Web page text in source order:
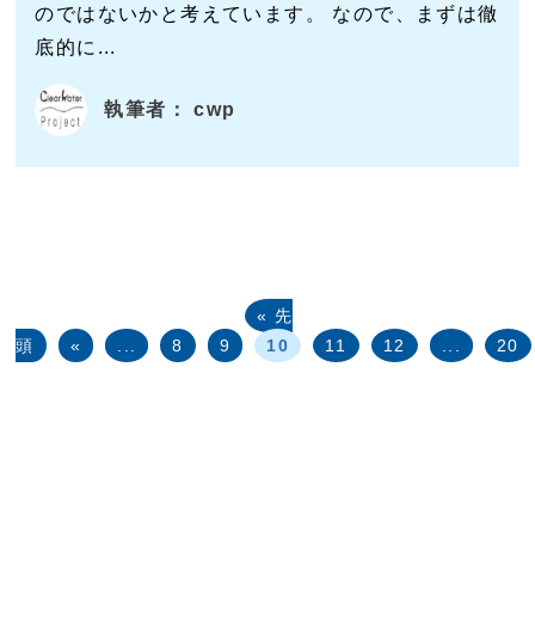
のではないかと考えています。 なので、まずは徹
底的に...
執筆者： cwp
« 先
頭
« ... 8 9 10 11 12 ... 20